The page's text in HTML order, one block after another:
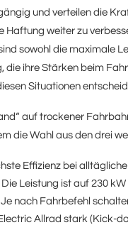
und verteilen die
Haftung weiter zu
sowohl die maximale
die ihre Stärken beim
Situationen
auf trockener
die Wahl aus den drei
Effizienz bei
Leistung ist auf 230
nach Fahrbefehl
Allrad stark (Kick-